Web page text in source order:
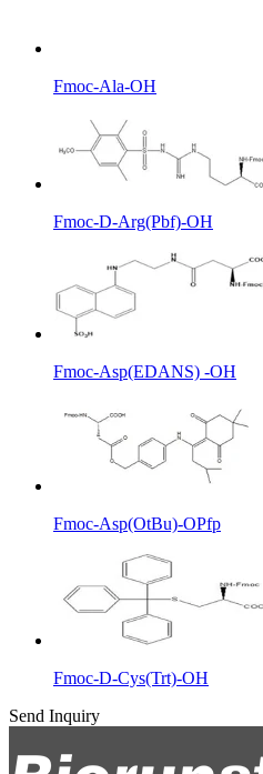
Fmoc-Ala-OH
Fmoc-D-Arg(Pbf)-OH
Fmoc-Asp(EDANS) -OH
Fmoc-Asp(OtBu)-OPfp
Fmoc-D-Cys(Trt)-OH
Send Inquiry